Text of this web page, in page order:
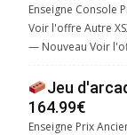
Enseigne Console
Voir l'offre Autre
— Nouveau Voir
Jeu
164.99€
Enseigne Prix